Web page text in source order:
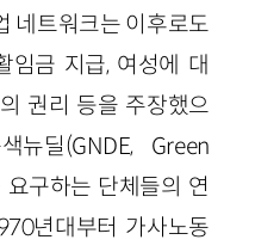
네트워크는 이후로도
임금 지급, 여성에 대
권리 등을 주장했으
뉴딜(GNDE, Green
구하는 단체들의 연
년대부터 가사노동